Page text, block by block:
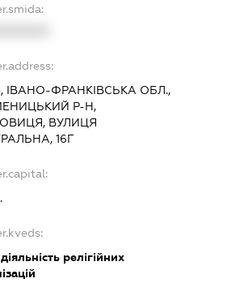
ІВАНО-ФРАНКІВСЬКА ОБЛ.,
Р-Н,
ВУЛИЦЯ
16Г
релігійних